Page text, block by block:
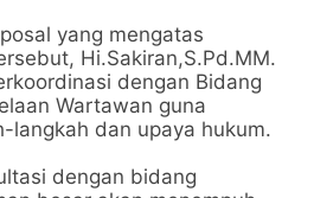
yang mengatas
Hi.Sakiran,S.Pd.MM.
dengan Bidang
Wartawan guna
langkah dan upaya hukum.
dengan bidang